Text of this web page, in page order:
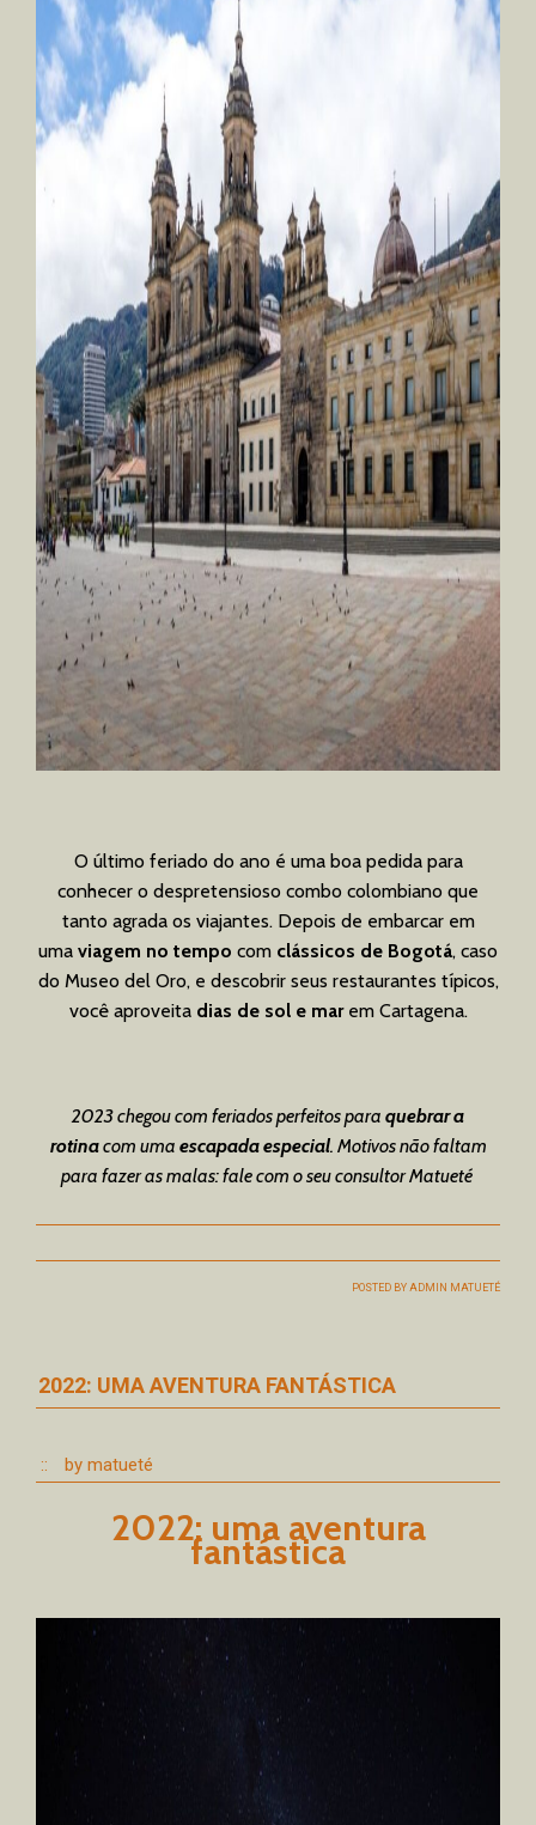
O último feriado do ano é uma boa pedida para
conhecer o despretensioso combo colombiano que
tanto agrada os viajantes. Depois de embarcar em
uma viagem no tempo com clássicos de Bogotá, caso
do Museo del Oro, e descobrir seus restaurantes típicos,
você aproveita dias de sol e mar em Cartagena.
2023 chegou com feriados perfeitos para quebrar a
rotinacom uma escapada especial. Motivos não faltam
para fazer as malas: fale com o seu consultor Matueté
POSTED BY ADMIN MATUETÉ
2022: UMA AVENTURA FANTÁSTICA
:: by matueté
2022: uma aventura
fantástica